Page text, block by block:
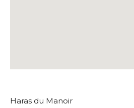
Haras du Manoir